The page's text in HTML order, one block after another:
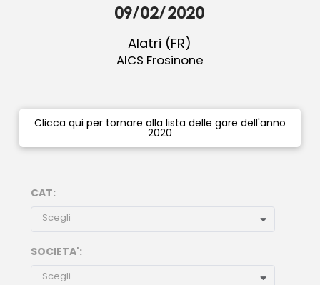
09/02/2020
Alatri (FR)
AICS Frosinone
Clicca qui per tornare alla lista delle gare dell'anno
2020
CAT:
Scegli
SOCIETA':
Scegli